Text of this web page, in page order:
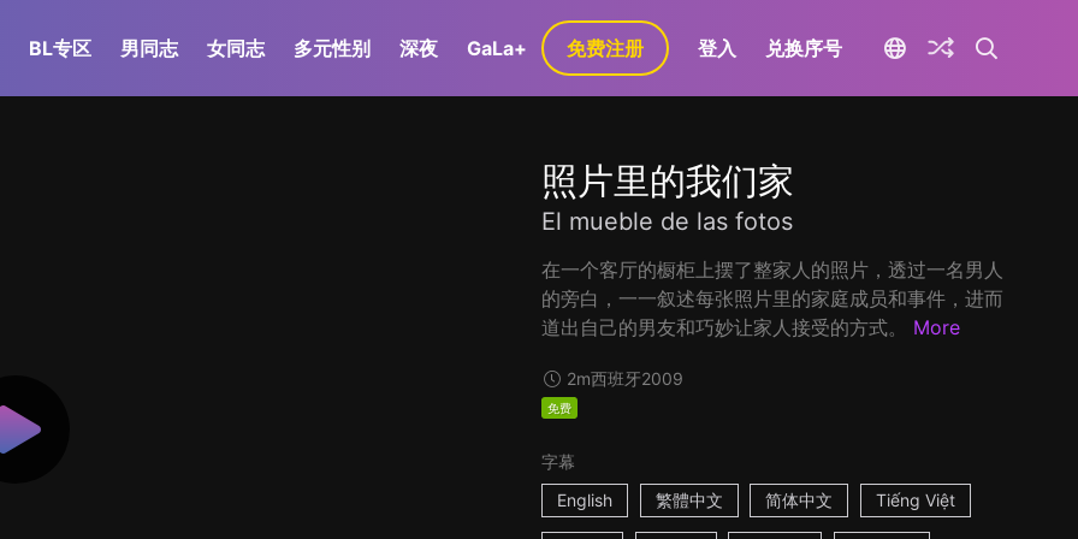
BL专区 男同志 女同志 多元性别 深夜 GaLa+ 免费注册 登入 兑换序号
照片里的我们家
El mueble de las fotos
在一个客厅的橱柜上摆了整家人的照片，透过一名男人
的旁白，一一叙述每张照片里的家庭成员和事件，进而
道出自己的男友和巧妙让家人接受的方式。
More
2m西班牙2009
免费
字幕
English
繁體中文 简体中文 Tiếng Việt